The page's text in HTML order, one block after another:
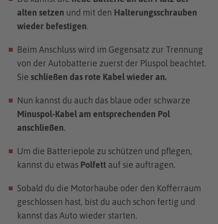
alten setzen und mit den Halterungsschrauben
wieder befestigen.
Beim Anschluss wird im Gegensatz zur Trennung
von der Autobatterie zuerst der Pluspol beachtet.
Sie schließen das rote Kabel wieder an.
Nun kannst du auch das blaue oder schwarze
Minuspol-Kabel am entsprechenden Pol
anschließen.
Um die Batteriepole zu schützen und pflegen,
kannst du etwas Polfett auf sie auftragen.
Sobald du die Motorhaube oder den Kofferraum
geschlossen hast, bist du auch schon fertig und
kannst das Auto wieder starten.